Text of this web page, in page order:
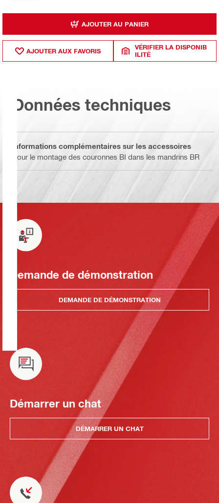
AJOUTER AU PANIER
AJOUTER AUX FAVORIS
VÉRIFIER LA DISPONIB
ILITÉ
Données techniques
Informations complémentaires sur les accessoires
Pour le montage des couronnes BI dans les mandrins BR
Demande de démonstration
DEMANDE DE DÉMONSTRATION
Démarrer un chat
DÉMARRER UN CHAT